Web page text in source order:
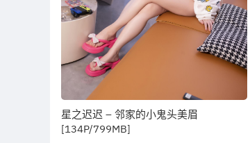
星之迟迟 – 邻家的小鬼头美眉
[134P/799MB]